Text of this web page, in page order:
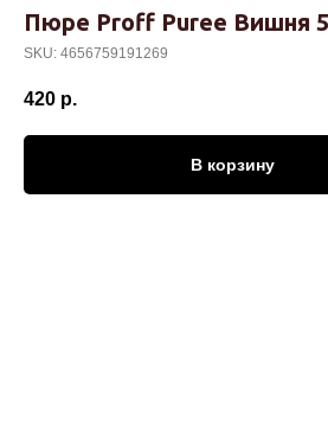
Пюре Proff Puree Вишня
SKU: 4656759191269
420 р.
В корзину